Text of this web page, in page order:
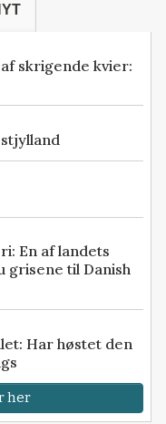
skrigende kvier:
En af landets
grisene til Danish
Har høstet den
her